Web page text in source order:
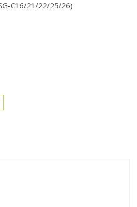
C16/21/22/25/26)